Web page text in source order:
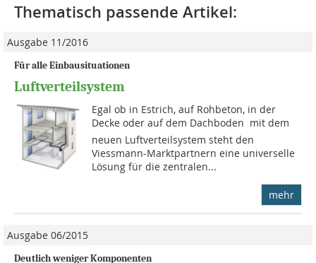
Thematisch passende Artikel:
Ausgabe 11/2016
Für alle Einbausituationen
Luftverteilsystem
Egal ob in Estrich, auf Rohbeton, in der
Decke oder auf dem Dachboden  mit dem
neuen Luftverteilsystem steht den
Viessmann-Marktpartnern eine universelle
Lösung für die zentralen...
mehr
Ausgabe 06/2015
Deutlich weniger Komponenten